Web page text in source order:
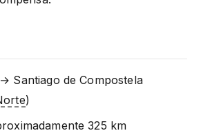
Santiago de Compostela
)
325 km